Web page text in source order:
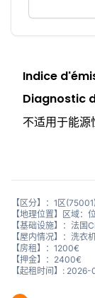
Indice
Diagnostic
不适用于能源
【区分】：1区
【地理位置】区域：
【基础设施】：法国
【屋内情况】：洗衣
【房租】：1200€
【押金】：2400€
【起租时间】: